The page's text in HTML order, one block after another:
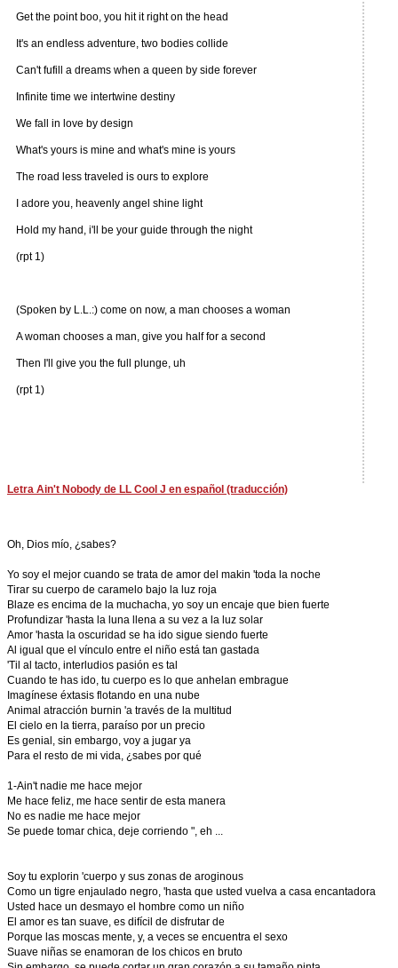
Get the point boo, you hit it right on the head
It's an endless adventure, two bodies collide
Can't fufill a dreams when a queen by side forever
Infinite time we intertwine destiny
We fall in love by design
What's yours is mine and what's mine is yours
The road less traveled is ours to explore
I adore you, heavenly angel shine light
Hold my hand, i'll be your guide through the night
(rpt 1)
(Spoken by L.L.:) come on now, a man chooses a woman
A woman chooses a man, give you half for a second
Then I'll give you the full plunge, uh
(rpt 1)
Letra Ain't Nobody de LL Cool J en español (traducción)
Oh, Dios mío, ¿sabes?
Yo soy el mejor cuando se trata de amor del makin 'toda la noche
Tirar su cuerpo de caramelo bajo la luz roja
Blaze es encima de la muchacha, yo soy un encaje que bien fuerte
Profundizar 'hasta la luna llena a su vez a la luz solar
Amor 'hasta la oscuridad se ha ido sigue siendo fuerte
Al igual que el vínculo entre el niño está tan gastada
'Til al tacto, interludios pasión es tal
Cuando te has ido, tu cuerpo es lo que anhelan embrague
Imagínese éxtasis flotando en una nube
Animal atracción burnin 'a través de la multitud
El cielo en la tierra, paraíso por un precio
Es genial, sin embargo, voy a jugar ya
Para el resto de mi vida, ¿sabes por qué
1-Ain't nadie me hace mejor
Me hace feliz, me hace sentir de esta manera
No es nadie me hace mejor
Se puede tomar chica, deje corriendo ", eh ...
Soy tu explorin 'cuerpo y sus zonas de aroginous
Como un tigre enjaulado negro, 'hasta que usted vuelva a casa encantadora
Usted hace un desmayo el hombre como un niño
El amor es tan suave, es difícil de disfrutar de
Porque las moscas mente, y, a veces se encuentra el sexo
Suave niñas se enamoran de los chicos en bruto